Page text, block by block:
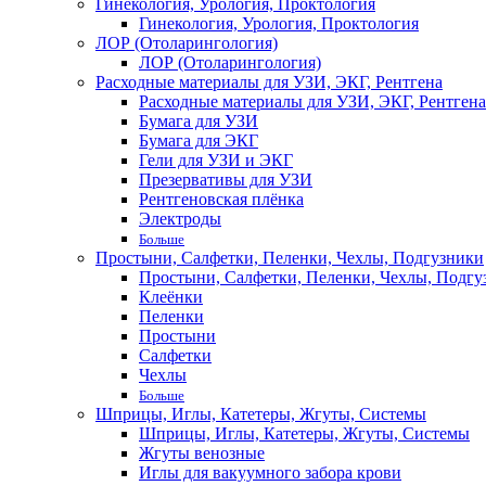
Гинекология, Урология, Проктология
Гинекология, Урология, Проктология
ЛОР (Отоларингология)
ЛОР (Отоларингология)
Расходные материалы для УЗИ, ЭКГ, Рентгена
Расходные материалы для УЗИ, ЭКГ, Рентгена
Бумага для УЗИ
Бумага для ЭКГ
Гели для УЗИ и ЭКГ
Презервативы для УЗИ
Рентгеновская плёнка
Электроды
Больше
Простыни, Салфетки, Пеленки, Чехлы, Подгузники
Простыни, Салфетки, Пеленки, Чехлы,
Клеёнки
Пеленки
Простыни
Салфетки
Чехлы
Больше
Шприцы, Иглы, Катетеры, Жгуты, Системы
Шприцы, Иглы, Катетеры, Жгуты, Системы
Жгуты венозные
Иглы для вакуумного забора крови